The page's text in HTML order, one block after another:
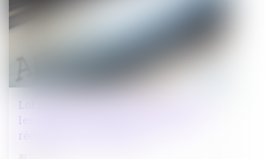
Loi AGEC : nouvelles obligations pour
les acheteurs publics en termes de
réemploi et de recyclage
30/12/2024